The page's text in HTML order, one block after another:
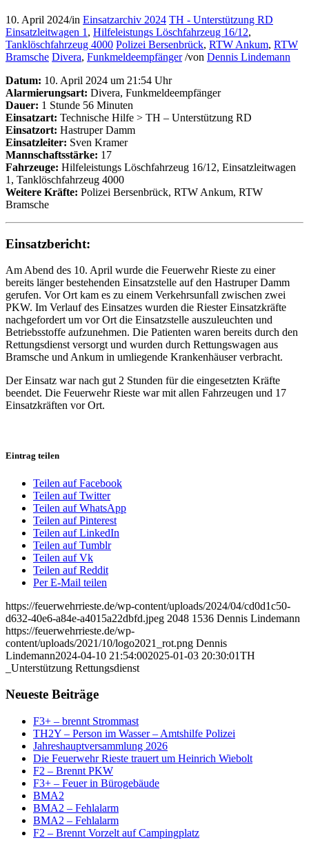
10. April 2024/in Einsatzarchiv 2024 TH - Unterstützung RD
Einsatzleitwagen 1 , Hilfeleistungs Löschfahrzeug 16/12,
Tanklöschfahrzeug 4000 Polizei Bersenbrück, RTW Ankum, RTW
Bramsche Divera, Funkmeldeempfänger /von Dennis Lindemann
Datum: 10. April 2024 um 21:54 Uhr
Alarmierungsart: Divera, Funkmeldeempfänger
Dauer: 1 Stunde 56 Minuten
Einsatzart: Technische Hilfe > TH – Unterstützung RD
Einsatzort: Hastruper Damm
Einsatzleiter: Sven Kramer
Mannschaftsstärke: 17
Fahrzeuge: Hilfeleistungs Löschfahrzeug 16/12, Einsatzleitwagen
1, Tanklöschfahrzeug 4000
Weitere Kräfte: Polizei Bersenbrück, RTW Ankum, RTW
Bramsche
Einsatzbericht:
Am Abend des 10. April wurde die Feuerwehr Rieste zu einer
bereits länger bestehenden Einsatzstelle auf den Hastruper Damm
gerufen. Vor Ort kam es zu einem Verkehrsunfall zwischen zwei
PKW. Im Verlauf des Einsatzes wurden die Riester Einsatzkräfte
nachgefordert um vor Ort die Einsatzstelle auszuleuchten und
Betriebsstoffe aufzunehmen. Die Patienten waren bereits durch den
Rettungsdienst versorgt und wurden durch Rettungswagen aus
Bramsche und Ankum in umliegende Krankenhäuser verbracht.
Der Einsatz war nach gut 2 Stunden für die eingesetzten Kräfte
beendet. Die Feuerwehr Rieste war mit allen Fahrzeugen und 17
Einsatzkräften vor Ort.
Eintrag teilen
Teilen auf Facebook
Teilen auf Twitter
Teilen auf WhatsApp
Teilen auf Pinterest
Teilen auf LinkedIn
Teilen auf Tumblr
Teilen auf Vk
Teilen auf Reddit
Per E-Mail teilen
https://feuerwehrrieste.de/wp-content/uploads/2024/04/cd0d1c50-
d632-40e6-a84e-a4015a22dbfd.jpeg 2048 1536 Dennis Lindemann
https://feuerwehrrieste.de/wp-
content/uploads/2021/10/logo2021_rot.png Dennis
Lindemann2024-04-10 21:54:002025-01-03 20:30:01TH
_Unterstützung Rettungsdienst
Neueste Beiträge
F3+ – brennt Strommast
TH2Y – Person im Wasser – Amtshilfe Polizei
Jahreshauptversammlung 2026
Die Feuerwehr Rieste trauert um Heinrich Wiebolt
F2 – Brennt PKW
F3+ – Feuer in Bürogebäude
BMA2
BMA2 – Fehlalarm
BMA2 – Fehlalarm
F2 – Brennt Vorzelt auf Campingplatz